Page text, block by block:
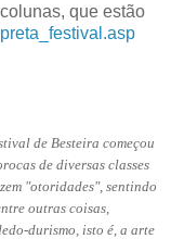
que estão
de Besteira começou
de diversas classes
"otoridades", sentindo
outras coisas,
durismo, isto é, a arte